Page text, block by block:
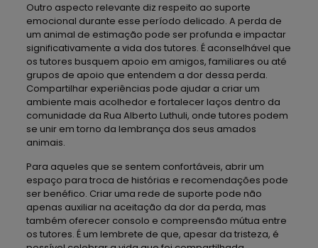
Outro aspecto relevante diz respeito ao suporte
emocional durante esse período delicado. A perda de
um animal de estimação pode ser profunda e impactar
significativamente a vida dos tutores. É aconselhável que
os tutores busquem apoio em amigos, familiares ou até
grupos de apoio que entendem a dor dessa perda.
Compartilhar experiências pode ajudar a criar um
ambiente mais acolhedor e fortalecer laços dentro da
comunidade da Rua Alberto Luthuli, onde tutores podem
se unir em torno da lembrança dos seus amados
animais.
Para aqueles que se sentem confortáveis, abrir um
espaço para troca de histórias e recomendações pode
ser benéfico. Criar uma rede de suporte pode não
apenas auxiliar na aceitação da dor da perda, mas
também oferecer consolo e compreensão mútua entre
os tutores. É um lembrete de que, apesar da tristeza, é